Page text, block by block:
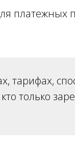
платежных
тарифах,
только